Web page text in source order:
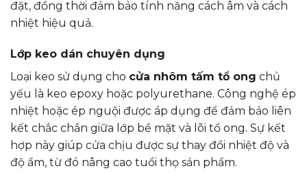
đặt, đồng thời đảm bảo tính năng cách âm và cách
nhiệt hiệu quả.
Lớp keo dán chuyên dụng
Loại keo sử dụng cho cửa nhôm tấm tổ ong chủ
yếu là keo epoxy hoặc polyurethane. Công nghệ ép
nhiệt hoặc ép nguội được áp dụng để đảm bảo liên
kết chắc chắn giữa lớp bề mặt và lõi tổ ong. Sự kết
hợp này giúp cửa chịu được sự thay đổi nhiệt độ và
độ ẩm, từ đó nâng cao tuổi thọ sản phẩm.